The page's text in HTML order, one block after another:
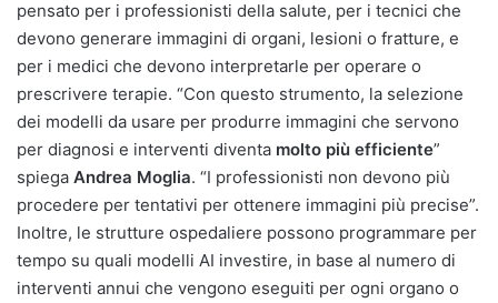
pensato per i professionisti della salute, per i tecnici che
devono generare immagini di organi, lesioni o fratture, e
per i medici che devono interpretarle per operare o
prescrivere terapie. “Con questo strumento, la selezione
dei modelli da usare per produrre immagini che servono
per diagnosi e interventi diventa molto più efficiente”
spiega Andrea Moglia. “I professionisti non devono più
procedere per tentativi per ottenere immagini più precise”.
Inoltre, le strutture ospedaliere possono programmare per
tempo su quali modelli AI investire, in base al numero di
interventi annui che vengono eseguiti per ogni organo o